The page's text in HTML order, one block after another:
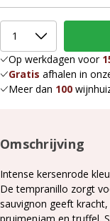
Op werkdagen voor
Gratis afhalen in
Meer dan 100
Omschrijving
Intense kersenrode
De tempranillo zorgt
sauvignon geeft kracht,